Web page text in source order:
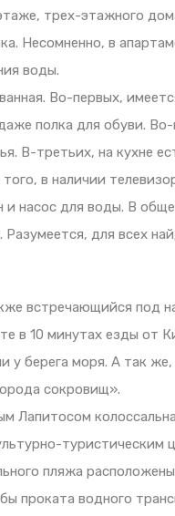
трех-этажного
Несомненно, в
воды.
Во-первых,
полка для обуви.
В-третьих, на кухне
в наличии
и насос для воды. В
для всех
встречающийся под
в 10 минутах езды от
у берега моря. А так
сокровищ».
Лапитосом
туристическим
пляжа
проката водного